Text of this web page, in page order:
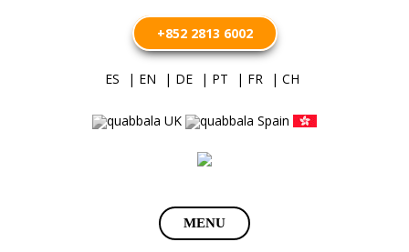
+852 2813 6002
ES | EN | DE | PT | FR | CH
MENU